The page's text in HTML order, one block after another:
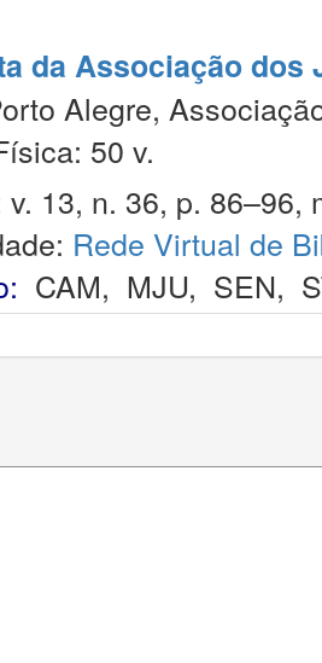
da Associação dos
Alegre,
50 v.
13, n. 36, p. 86–96,
Rede Virtual de
CAM, MJU, SEN,